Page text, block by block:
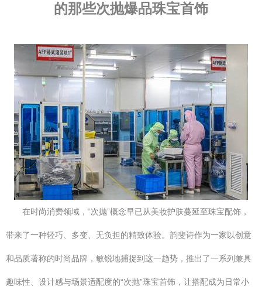
的那些次抛爆品珠宝首饰
在时尚消费领域，“次抛”概念早已从美妆护肤蔓延至珠宝配饰，
带来了一种轻巧、多变、无负担的精致体验。韵斐诗作为一家以创意
和品质著称的时尚品牌，敏锐地捕捉到这一趋势，推出了一系列兼具
趣味性、设计感与场景适配度的“次抛”珠宝首饰，让搭配成为日常小